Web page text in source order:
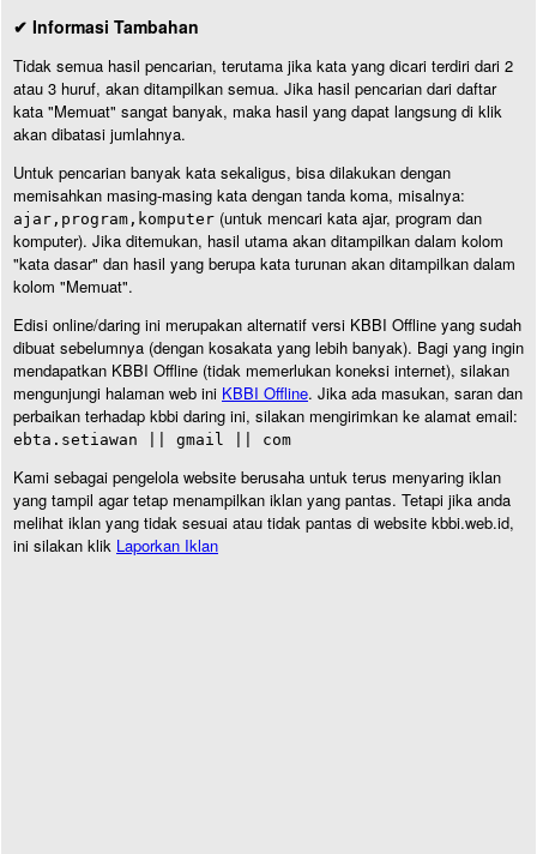
✔ Informasi Tambahan
Tidak semua hasil pencarian, terutama jika kata yang dicari terdiri dari 2
atau 3 huruf, akan ditampilkan semua. Jika hasil pencarian dari daftar
kata "Memuat" sangat banyak, maka hasil yang dapat langsung di klik
akan dibatasi jumlahnya.
Untuk pencarian banyak kata sekaligus, bisa dilakukan dengan
memisahkan masing-masing kata dengan tanda koma, misalnya:
ajar,program,komputer (untuk mencari kata ajar, program dan
komputer). Jika ditemukan, hasil utama akan ditampilkan dalam kolom
"kata dasar" dan hasil yang berupa kata turunan akan ditampilkan dalam
kolom "Memuat".
Edisi online/daring ini merupakan alternatif versi KBBI Offline yang sudah
dibuat sebelumnya (dengan kosakata yang lebih banyak). Bagi yang ingin
mendapatkan KBBI Offline (tidak memerlukan koneksi internet), silakan
mengunjungi halaman web ini KBBI Offline. Jika ada masukan, saran dan
perbaikan terhadap kbbi daring ini, silakan mengirimkan ke alamat email:
ebta.setiawan || gmail || com
Kami sebagai pengelola website berusaha untuk terus menyaring iklan
yang tampil agar tetap menampilkan iklan yang pantas. Tetapi jika anda
melihat iklan yang tidak sesuai atau tidak pantas di website kbbi.web.id,
ini silakan klik Laporkan Iklan